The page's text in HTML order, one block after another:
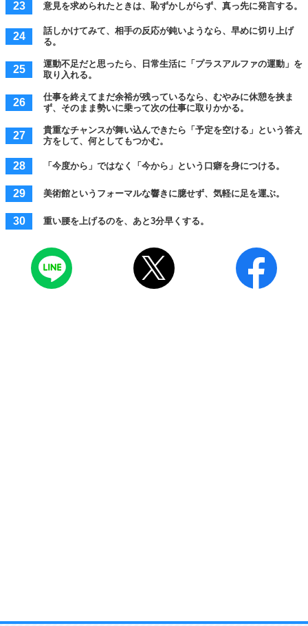
意見を求められたときは、恥ずかしがらず、真っ先に発言する。
話しかけてみて、相手の反応が鈍いようなら、早めに切り上げ
る。
運動不足だと思ったら、日常生活に「プラスアルファの運動」を
取り入れる。
仕事を終えてまだ余裕が残っているなら、むやみに休憩を挟ま
ず、そのまま勢いに乗って次の仕事に取りかかる。
貴重なチャンスが舞い込んできたら「予定を空ける」という答え
方をして、何としてもつかむ。
「今度から」ではなく「今から」という口癖を身につける。
美術館というフォーマルな響きに臆せず、気軽に足を運ぶ。
重い腰を上げるのを、あと3分早くする。